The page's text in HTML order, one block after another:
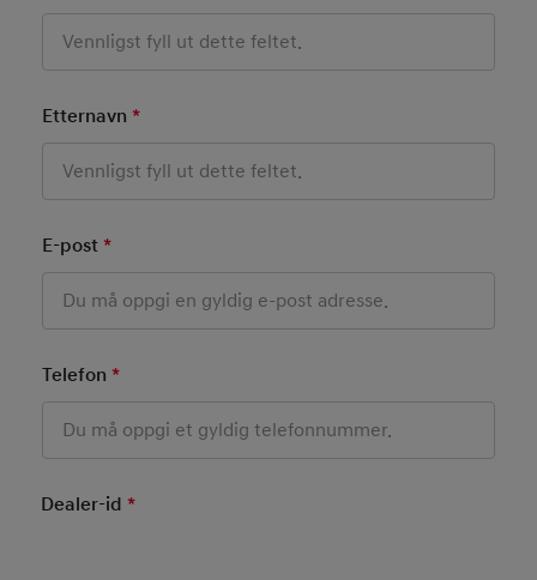
Etternavn *Mandatory Field
E-post *Mandatory Field
Telefon *Mandatory Field
Dealer-id*